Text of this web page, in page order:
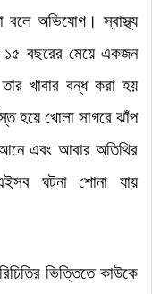
বলে অভিযোগ ।স্বাস্থ্য
বছরের মেয়ে একজন
খাবার বন্ধ করা হয়
হয়ে খোলা সাগরে ঝাঁপ
আনে এবং আবার অতিথির
ঘটনা শোনা যায়
ভিত্তিতে কাউকে